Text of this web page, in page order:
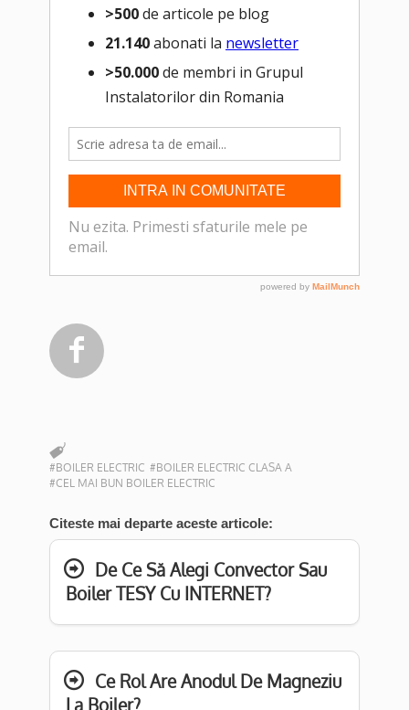

#BOILER ELECTRIC #BOILER ELECTRIC CLASA A
#CEL MAI BUN BOILER ELECTRIC
Citeste mai departe aceste articole:
De Ce Să Alegi Convector Sau
Boiler TESY Cu INTERNET?
Ce Rol Are Anodul De Magneziu
La Boiler?